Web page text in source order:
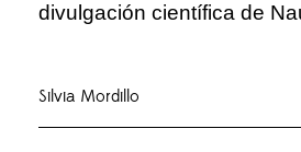
divulgación científica de
Silvia Mordillo